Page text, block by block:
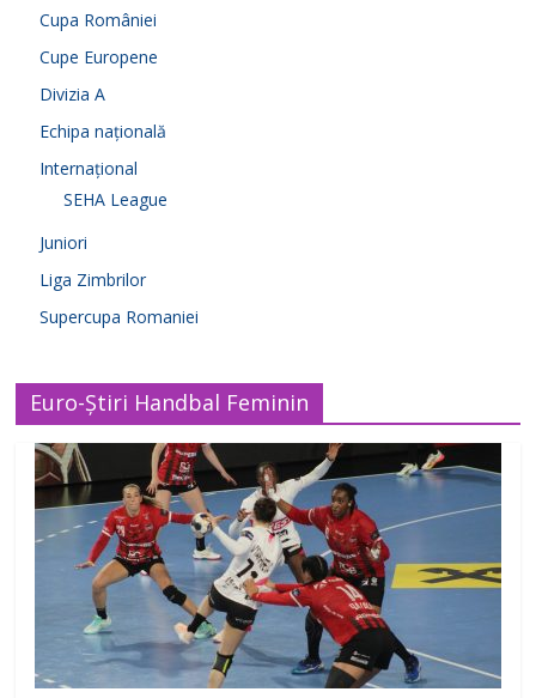
Cupa României
Cupe Europene
Divizia A
Echipa națională
Internațional
SEHA League
Juniori
Liga Zimbrilor
Supercupa Romaniei
Euro-Știri Handbal Feminin